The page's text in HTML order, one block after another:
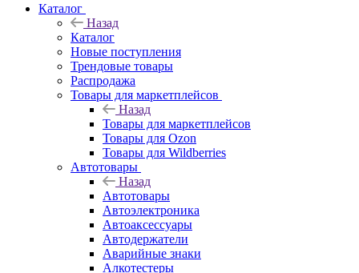
Каталог
Назад
Каталог
Новые поступления
Трендовые товары
Распродажа
Товары для маркетплейсов
Назад
Товары для маркетплейсов
Товары для Ozon
Товары для Wildberries
Автотовары
Назад
Автотовары
Автоэлектроника
Автоаксессуары
Автодержатели
Аварийные знаки
Алкотестеры